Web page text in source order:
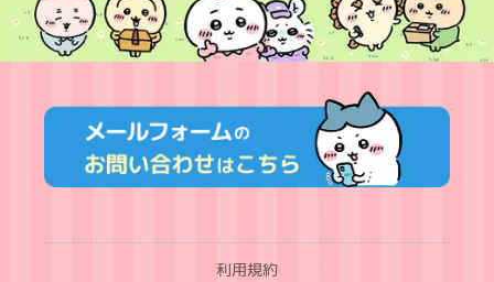
利用規約